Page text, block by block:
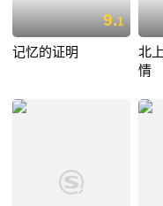
9.1
记忆的证明
北
情